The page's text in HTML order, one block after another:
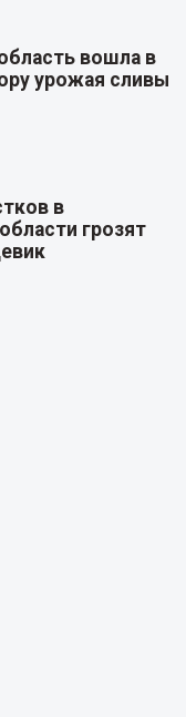
вошла в
урожая сливы
в
грозят